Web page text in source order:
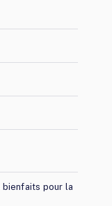
pour la